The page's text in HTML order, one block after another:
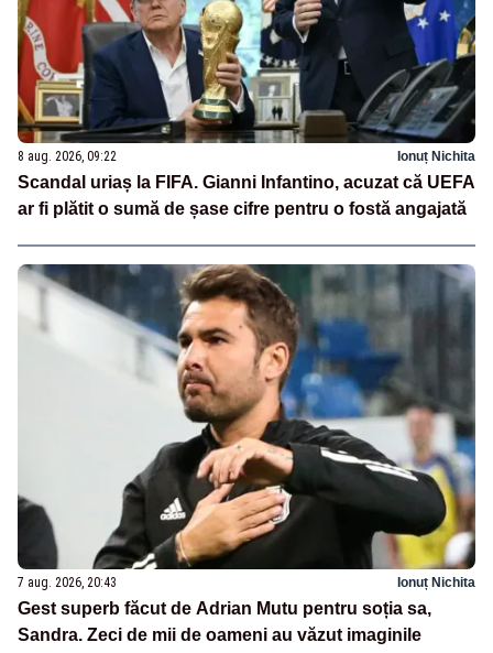
8 aug. 2026, 09:22 Ionuț Nichita
Scandal uriaș la FIFA. Gianni Infantino, acuzat că UEFA
ar fi plătit o sumă de șase cifre pentru o fostă angajată
7 aug. 2026, 20:43 Ionuț Nichita
Gest superb făcut de Adrian Mutu pentru soția sa,
Sandra. Zeci de mii de oameni au văzut imaginile